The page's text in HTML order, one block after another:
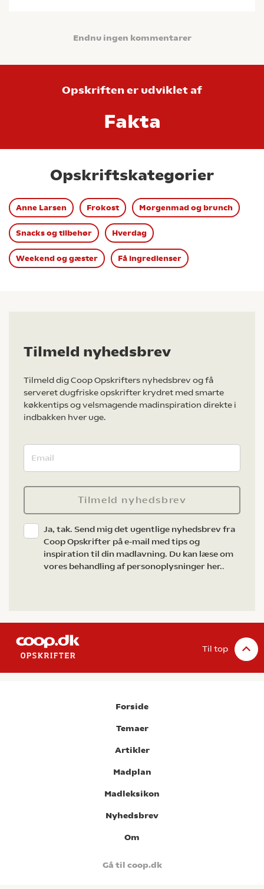
Endnu ingen kommentarer
Opskriften er udviklet af
Fakta
Opskriftskategorier
Anne Larsen Frokost Morgenmad og brunch
Snacks og tilbehør Hverdag
Weekend og gæster Få ingredienser
Tilmeld nyhedsbrev
Tilmeld dig Coop Opskrifters nyhedsbrev og få
serveret dugfriske opskrifter krydret med smarte
køkkentips og velsmagende madinspiration direkte i
indbakken hver uge.
Tilmeld nyhedsbrev
Ja, tak. Send mig det ugentlige nyhedsbrev fra
Coop Opskrifter på e-mail med tips og
inspiration til din madlavning. Du kan læse om
vores behandling af personoplysninger her..
Til top
Forside
Temaer
Artikler
Madplan
Madleksikon
Nyhedsbrev
Om
Gå til coop.dk